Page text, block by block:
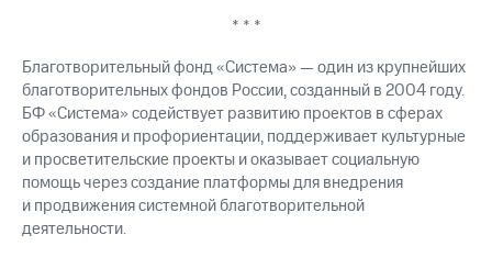
* * *
Благотворительный фонд «Система» — один из крупнейших
благотворительных фондов России, созданный в 2004 году.
БФ «Система» содействует развитию проектов в сферах
образования и профориентации, поддерживает культурные
и просветительские проекты и оказывает социальную
помощь через создание платформы для внедрения
и продвижения системной благотворительной
деятельности.